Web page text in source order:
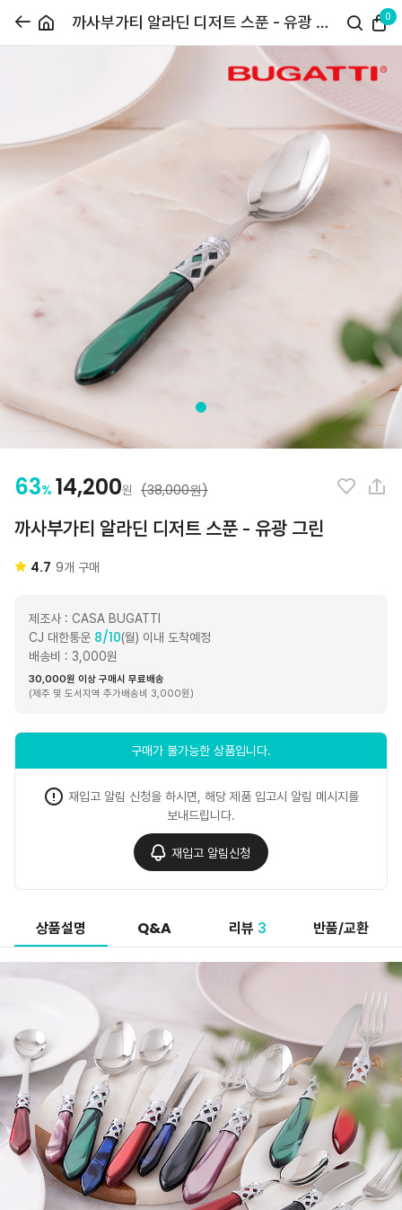
까사부가티 알라딘 디저트 스푼 - 유광 그 0
63% 14,200원 (38,000원)
까사부가티 알라딘 디저트 스푼 - 유광 그린
4.7 9개 구매
제조사 : CASA BUGATTI
CJ 대한통운 8/10(월) 이내 도착예정
배송비 : 3,000원
30,000원 이상 구매시 무료배송
(제주 및 도서지역 추가배송비 3,000원)
구매가 불가능한 상품입니다.
재입고 알림 신청을 하시면, 해당 제품 입고시 알림 메시지를
보내드립니다.
재입고 알림신청
상품설명 Q&A 리뷰 3 반품/교환